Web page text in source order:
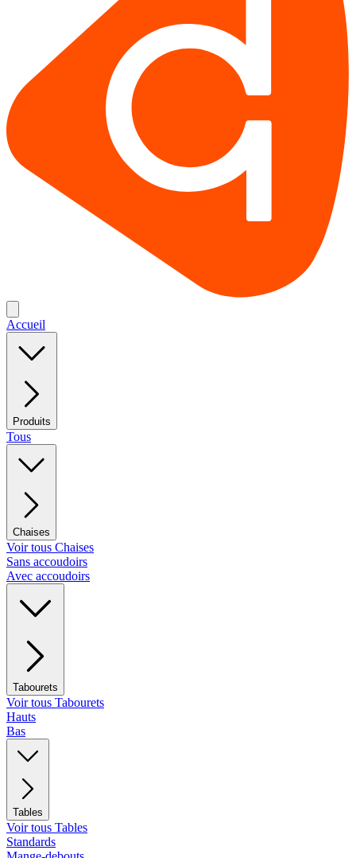
Accueil
Produits
Tous
Chaises
Voir tous Chaises
Sans accoudoirs
Avec accoudoirs
Tabourets
Voir tous Tabourets
Hauts
Bas
Tables
Voir tous Tables
Standards